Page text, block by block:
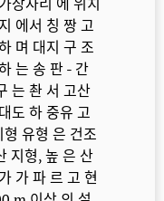
에서 칭 짱 고
며 대지 구 조
는 송 판 - 간
는 촨 서 고산
도 하 중유 고
유형 은 건조
지형, 높 은 산
가 파 르 고 현